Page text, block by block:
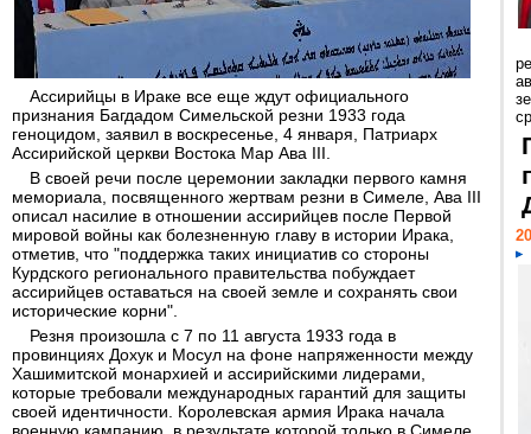
Ассирийцы в Ираке все еще ждут официального
признания Багдадом Симельской резни 1933 года
геноцидом, заявил в воскресенье, 4 января, Патриарх
Ассирийской церкви Востока Мар Ава III.
В своей речи после церемонии закладки первого камня
мемориала, посвященного жертвам резни в Симеле, Ава III
описал насилие в отношении ассирийцев после Первой
мировой войны как болезненную главу в истории Ирака,
отметив, что "поддержка таких инициатив со стороны
Курдского регионального правительства побуждает
ассирийцев оставаться на своей земле и сохранять свои
исторические корни".
Резня произошла с 7 по 11 августа 1933 года в
провинциях Дохук и Мосул на фоне напряженности между
Хашимитской монархией и ассирийскими лидерами,
которые требовали международных гарантий для защиты
своей идентичности. Королевская армия Ирака начала